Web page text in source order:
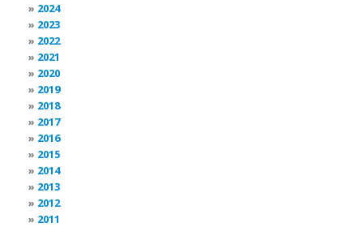
2024
2023
2022
2021
2020
2019
2018
2017
2016
2015
2014
2013
2012
2011